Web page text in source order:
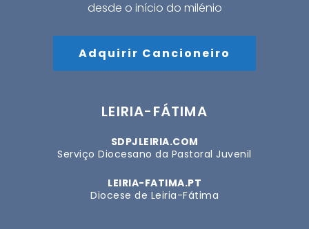
desde o início do milénio
Adquirir Cancioneiro
LEIRIA-FÁTIMA
SDPJLEIRIA.COM
Serviço Diocesano da Pastoral Juvenil
LEIRIA-FATIMA.PT
Diocese de Leiria-Fátima